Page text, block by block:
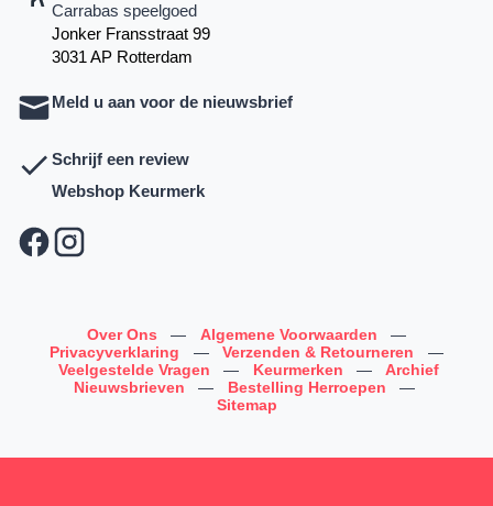
Carrabas speelgoed
Jonker Fransstraat 99
3031 AP Rotterdam
Meld u aan voor de nieuwsbrief
Schrijf een review
Webshop Keurmerk
Over Ons — Algemene Voorwaarden
—
Privacyverklaring
— Verzenden & Retourneren
—
Veelgestelde Vragen
— Keurmerken —
Archief
Nieuwsbrieven
— Bestelling Herroepen
—
Sitemap